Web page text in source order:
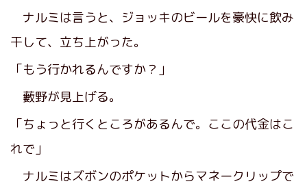
ナルミは言うと、ジョッキのビールを豪快に飲み
干して、立ち上がった。
「もう行かれるんですか？」
藪野が見上げる。
「ちょっと行くところがあるんで。ここの代金はこ
れで」
ナルミはズボンのポケットからマネークリップで